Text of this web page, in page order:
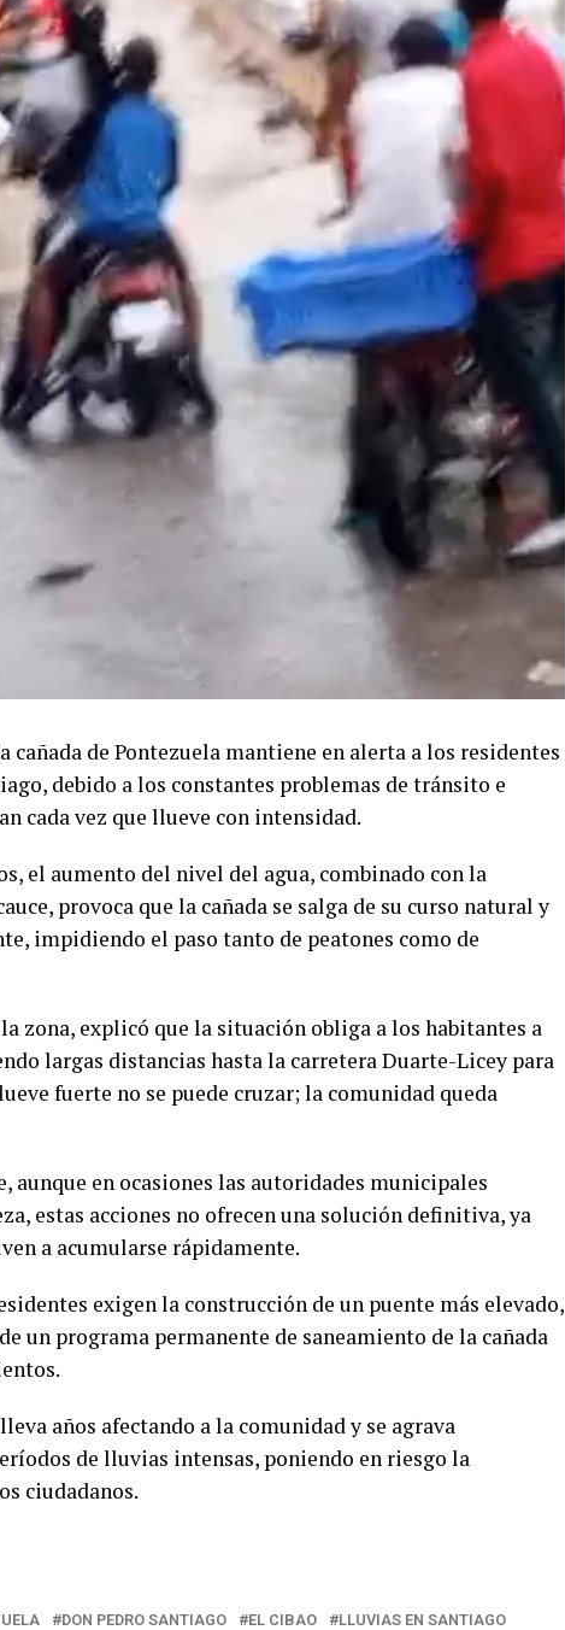
cañada de Pontezuela mantiene en alerta a los residentes
debido a los constantes problemas de tránsito e
cada vez que llueve con intensidad.
el aumento del nivel del agua, combinado con la
provoca que la cañada se salga de su curso natural y
impidiendo el paso tanto de peatones como de
zona, explicó que la situación obliga a los habitantes a
largas distancias hasta la carretera Duarte-Licey para
fuerte no se puede cruzar; la comunidad queda
aunque en ocasiones las autoridades municipales
estas acciones no ofrecen una solución definitiva, ya
a acumularse rápidamente.
exigen la construcción de un puente más elevado,
un programa permanente de saneamiento de la cañada
años afectando a la comunidad y se agrava
de lluvias intensas, poniendo en riesgo la
ciudadanos.
DON PEDRO SANTIAGO EL CIBAO LLUVIAS EN SANTIAGO